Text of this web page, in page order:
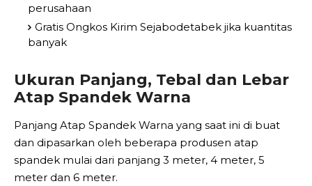
perusahaan
Gratis Ongkos Kirim Sejabodetabek jika kuantitas
banyak
Ukuran Panjang, Tebal dan Lebar
Atap Spandek Warna
Panjang Atap Spandek Warna yang saat ini di buat
dan dipasarkan oleh beberapa produsen atap
spandek mulai dari panjang 3 meter, 4 meter, 5
meter dan 6 meter.